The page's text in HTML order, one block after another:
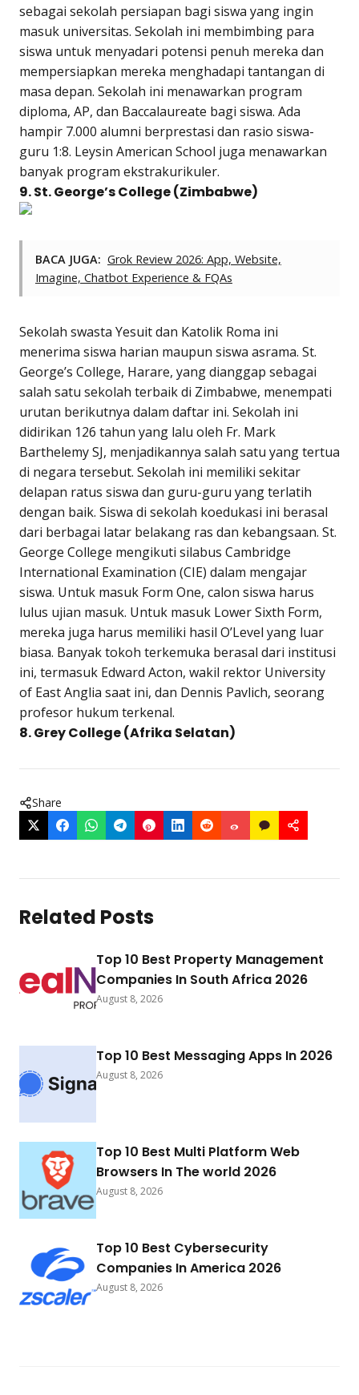
sebagai sekolah persiapan bagi siswa yang ingin
masuk universitas. Sekolah ini membimbing para
siswa untuk menyadari potensi penuh mereka dan
mempersiapkan mereka menghadapi tantangan di
masa depan. Sekolah ini menawarkan program
diploma, AP, dan Baccalaureate bagi siswa. Ada
hampir 7.000 alumni berprestasi dan rasio siswa-
guru 1:8. Leysin American School juga menawarkan
banyak program ekstrakurikuler.
9. St. George’s College (Zimbabwe)
BACA JUGA: Grok Review 2026: App, Website,
Imagine, Chatbot Experience & FQAs
Sekolah swasta Yesuit dan Katolik Roma ini
menerima siswa harian maupun siswa asrama. St.
George’s College, Harare, yang dianggap sebagai
salah satu sekolah terbaik di Zimbabwe, menempati
urutan berikutnya dalam daftar ini. Sekolah ini
didirikan 126 tahun yang lalu oleh Fr. Mark
Barthelemy SJ, menjadikannya salah satu yang tertua
di negara tersebut. Sekolah ini memiliki sekitar
delapan ratus siswa dan guru-guru yang terlatih
dengan baik. Siswa di sekolah koedukasi ini berasal
dari berbagai latar belakang ras dan kebangsaan. St.
George College mengikuti silabus Cambridge
International Examination (CIE) dalam mengajar
siswa. Untuk masuk Form One, calon siswa harus
lulus ujian masuk. Untuk masuk Lower Sixth Form,
mereka juga harus memiliki hasil O’Level yang luar
biasa. Banyak tokoh terkemuka berasal dari institusi
ini, termasuk Edward Acton, wakil rektor University
of East Anglia saat ini, dan Dennis Pavlich, seorang
profesor hukum terkenal.
8. Grey College (Afrika Selatan)
Share
Related Posts
Top 10 Best Property Management
Companies In South Africa 2026
August 8, 2026
Top 10 Best Messaging Apps In 2026
August 8, 2026
Top 10 Best Multi Platform Web
Browsers In The world 2026
August 8, 2026
Top 10 Best Cybersecurity
Companies In America 2026
August 8, 2026